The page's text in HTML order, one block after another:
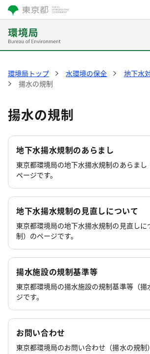
環境局トップ 水環境の保全
地下水
揚水の規制
揚水の規制
地下水揚水規制のあらまし
東京都環境局の地下水揚水規制のあらまし
ページです。
地下水揚水規制の見直しについて
東京都環境局の地下水揚水規制の見直しに
制）のページです。
揚水施設の規制基準等
東京都環境局の揚水施設の規制基準等（揚
ジです。
お問い合わせ
東京都環境局のお問い合わせ（揚水の規制